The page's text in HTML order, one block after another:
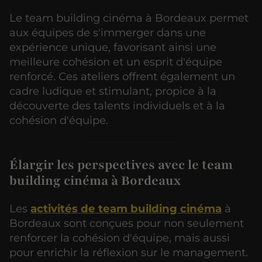
Le team building cinéma à Bordeaux permet
aux équipes de s'immerger dans une
expérience unique, favorisant ainsi une
meilleure cohésion et un esprit d'équipe
renforcé. Ces ateliers offrent également un
cadre ludique et stimulant, propice à la
découverte des talents individuels et à la
cohésion d'équipe.
Élargir les perspectives avec le team
building cinéma à Bordeaux
Les activités de team building cinéma à
Bordeaux sont conçues pour non seulement
renforcer la cohésion d'équipe, mais aussi
pour enrichir la réflexion sur le management.